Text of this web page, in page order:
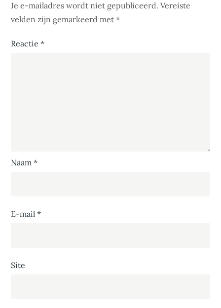
Je e-mailadres wordt niet gepubliceerd. Vereiste
velden zijn gemarkeerd met*
Reactie*
Naam*
E-mail*
Site